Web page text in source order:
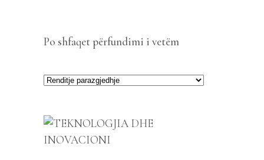
Po shfaqet përfundimi i vetëm
SHTOJE NË SHPORTË